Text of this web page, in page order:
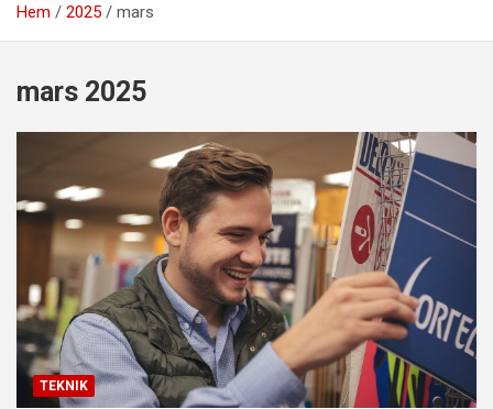
Hem 2025 mars
mars 2025
TEKNIK